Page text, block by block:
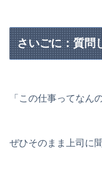
さいごに：質問
「この仕事ってなん
ぜひそのまま上司に